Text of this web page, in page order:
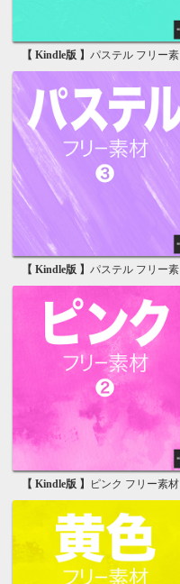
【 Kindle版 】 パステル フリー素材 1 無料で使える背景画像集
【 Kindle版 】 パステル フリー素材 3 無料で使える背景画像集
【 Kindle版 】 ピンク フリー素材 2 無料で使える背景画像集